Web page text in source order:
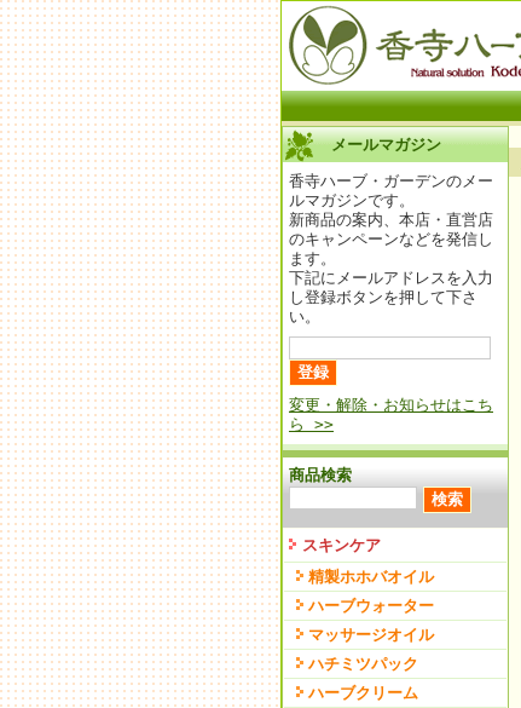
メールマガジン
香寺ハーブ・ガーデンのメー
ルマガジンです。
新商品の案内、本店・直営店
のキャンペーンなどを発信し
ます。
下記にメールアドレスを入力
し登録ボタンを押して下さ
い。
変更・解除・お知らせはこち
ら >>
商品検索
スキンケア
精製ホホバオイル
ハーブウォーター
マッサージオイル
ハチミツパック
ハーブクリーム